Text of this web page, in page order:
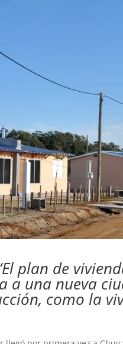
plan de
a una nueva
como la